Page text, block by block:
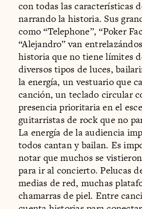
con todas las características
narrando la historia. Sus
como “Telephone”, “Poker
“Alejandro” van
historia que no tiene límites
diversos tipos de luces,
la energía, un vestuario que
canción, un teclado circular
presencia prioritaria en el
guitarristas de rock que no
La energía de la audiencia
todos cantan y bailan. Es
notar que muchos se
para ir al concierto. Pelucas
medias de red, muchas
chamarras de piel. Entre